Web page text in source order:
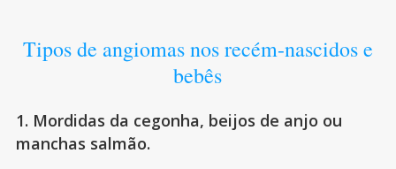
Tipos de angiomas nos recém-nascidos e
bebês
1. Mordidas da cegonha, beijos de anjo ou
manchas salmão.